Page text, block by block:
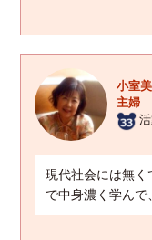
小室
主婦
現代社会には無く
で中身濃く学んで